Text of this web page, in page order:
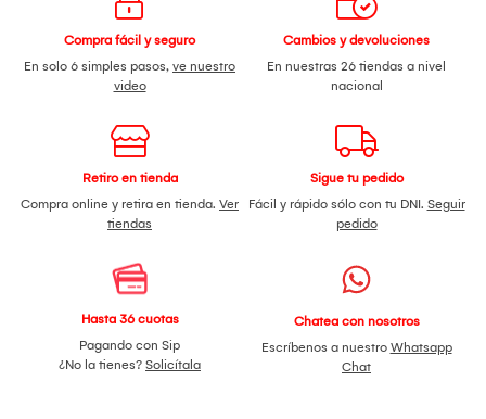
Compra fácil y seguro
En solo 6 simples pasos, ve nuestro
video
Cambios y devoluciones
En nuestras 26 tiendas a nivel
nacional
Retiro en tienda
Compra online y retira en tienda. Ver
tiendas
Sigue tu pedido
Fácil y rápido sólo con tu DNI. Seguir
pedido
Hasta 36 cuotas
Pagando con Sip
¿No la tienes? Solicítala
Chatea con nosotros
Escríbenos a nuestro Whatsapp
Chat